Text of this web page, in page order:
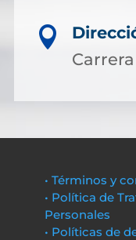

Carrera
• Términos y
• Política de
Personales
• Políticas de